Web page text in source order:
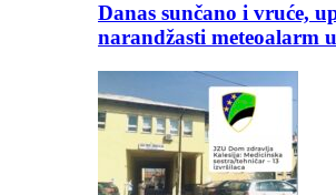
Danas sunčano i vruće,
narandžasti meteoalarm